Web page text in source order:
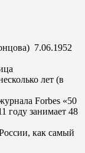
7.06.1952
лет (в
Forbes «50
году занимает 48
как самый